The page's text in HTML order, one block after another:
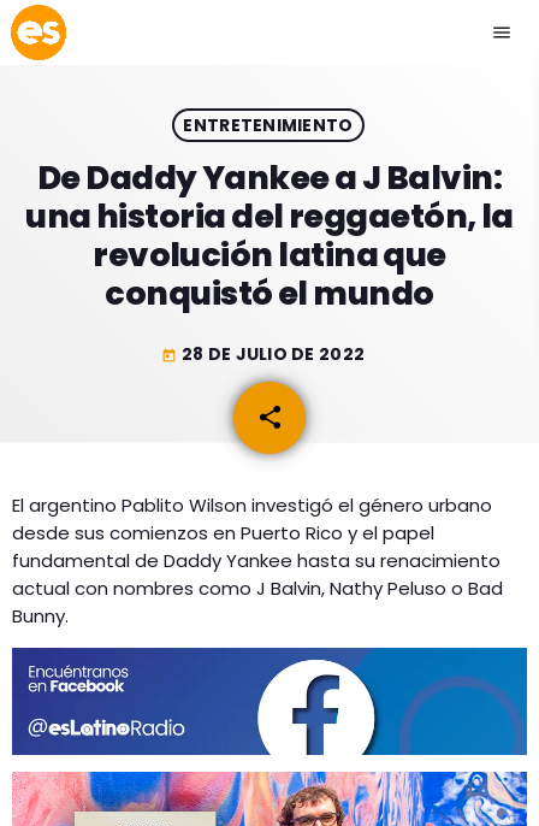
menu
play_arrow EMISIÓN LA PAZ
play_arrow EMISIÓN COCHABAMBA
ESLATINO NEWS
ESPECTÁCULOS
GEEKERS
MÚSICA
ENTRETENIMIENTO
INICIO
RADIO SPLENDID
CONTACTO
ENTRETENIMIENTO
De Daddy Yankee a J Balvin:
una historia del reggaetón, la
revolución latina que
conquistó el mundo
today 28 DE JULIO DE 2022
share
email
El argentino Pablito Wilson investigó el género urbano
desde sus comienzos en Puerto Rico y el papel
fundamental de Daddy Yankee hasta su renacimiento
actual con nombres como J Balvin, Nathy Peluso o Bad
Bunny.